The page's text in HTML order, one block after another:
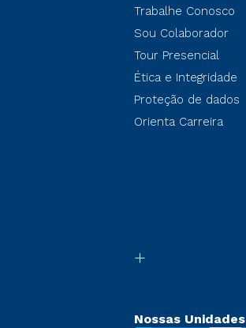
Trabalhe Conosco
Sou Colaborador
Tour Presencial
Ética e Integridade
Proteção de dados
Orienta Carreira
Nossas Unidades